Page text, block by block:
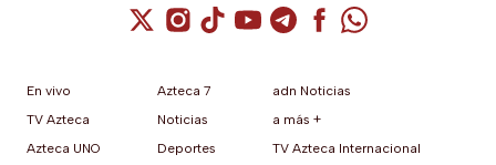
Cuenta de X / Twitter (se abre en una
Cuenta de Instagram (se abre en una
Cuenta de TikTok (se abre en
Cuenta de YouTube (se abre
Cuenta de Telegram (se
Cuenta de
Cuenta de
En vivo
TV Azteca
Azteca UNO
Azteca 7
Noticias
Deportes
adn Noticias
a más +
TV Azteca Internacional